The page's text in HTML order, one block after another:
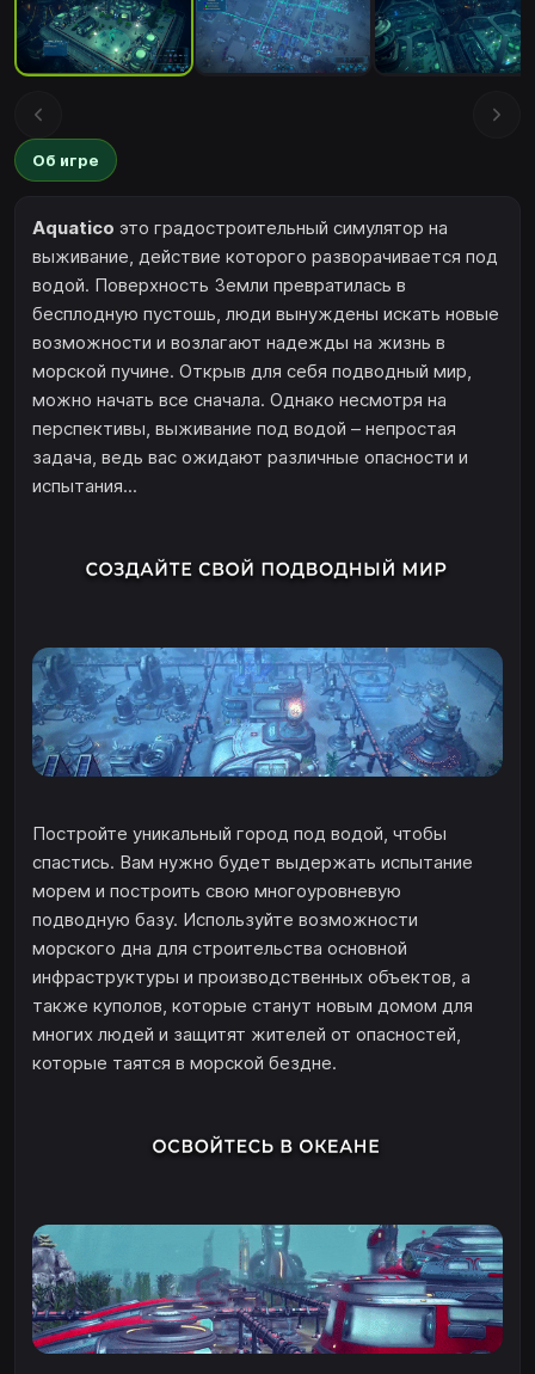
Об игре
Aquatico это градостроительный симулятор на
выживание, действие которого разворачивается под
водой. Поверхность Земли превратилась в
бесплодную пустошь, люди вынуждены искать новые
возможности и возлагают надежды на жизнь в
морской пучине. Открыв для себя подводный мир,
можно начать все сначала. Однако несмотря на
перспективы, выживание под водой – непростая
задача, ведь вас ожидают различные опасности и
испытания...
Постройте уникальный город под водой, чтобы
спастись. Вам нужно будет выдержать испытание
морем и построить свою многоуровневую
подводную базу. Используйте возможности
морского дна для строительства основной
инфраструктуры и производственных объектов, а
также куполов, которые станут новым домом для
многих людей и защитят жителей от опасностей,
которые таятся в морской бездне.